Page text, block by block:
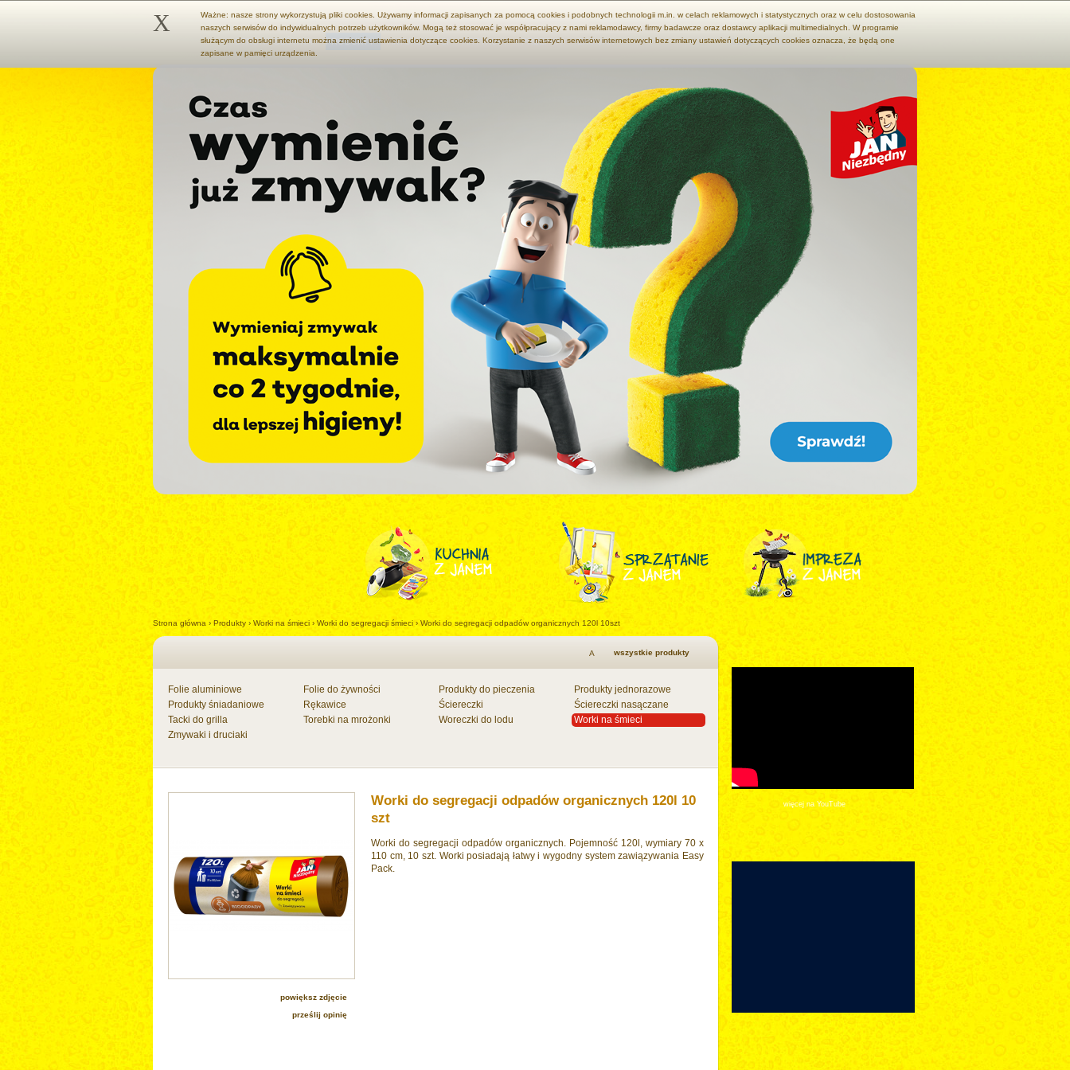
STRONA GŁÓWNA PRODUKTY AKTUALNOŚCI ARTYKUŁY PRZEPISY EKO JAN
Impreza z Janem
Strona główna › Produkty › Worki na śmieci › Worki do segregacji śmieci ›Worki do segregacji odpadów organicznych 120l 10szt
wszystkie produkty
A
Folie aluminiowe Folie do żywności Produkty do pieczenia
Produkty jednorazowe
Produkty śniadaniowe
Rękawice Ściereczki
Ściereczki nasączane
Tacki do grilla
Torebki na mrożonki Woreczki do lodu
Worki na śmieci
Zmywaki i druciaki
powiększ zdjęcie
prześlij opinię
Worki do segregacji odpadów organicznych 120l 10
szt
Worki do segregacji odpadów organicznych. Pojemność 120l, wymiary 70 x
110 cm, 10 szt. Worki posiadają łatwy i wygodny system zawiązywania Easy
Pack.
więcej na YouTube
do nas
X
Ważne: nasze strony wykorzystują pliki cookies. Używamy informacji zapisanych za pomocą cookies i podobnych technologii m.in. w celach reklamowych i statystycznych oraz w celu dostosowania
naszych serwisów do indywidualnych potrzeb użytkowników. Mogą też stosować je współpracujący z nami reklamodawcy, firmy badawcze oraz dostawcy aplikacji multimedialnych. W programie
służącym do obsługi internetu można zmienić ustawienia dotyczące cookies. Korzystanie z naszych serwisów internetowych bez zmiany ustawień dotyczących cookies oznacza, że będą one
zapisane w pamięci urządzenia.